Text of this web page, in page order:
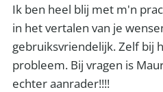
Ik ben heel blij met m'n
in het vertalen van je
gebruiksvriendelijk. Zelf bij
probleem. Bij vragen is
echter aanrader!!!!